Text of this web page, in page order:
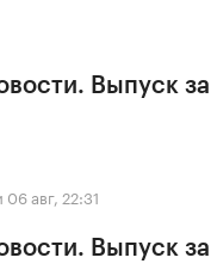
Выпуск
06 авг, 22:31
Выпуск